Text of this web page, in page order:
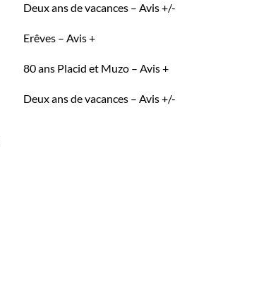
Deux ans de vacances – Avis +/-
Erêves – Avis +
80 ans Placid et Muzo – Avis +
Deux ans de vacances – Avis +/-